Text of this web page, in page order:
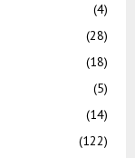
(4)
(28)
(18)
(5)
(14)
(122)